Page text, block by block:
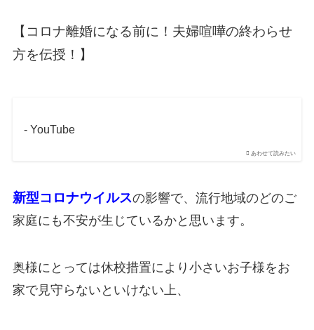
【コロナ離婚になる前に！夫婦喧嘩の終わらせ
方を伝授！】
あわせて読みたい
- YouTube
新型コロナウイルスの影響で、流行地域のどのご
家庭にも不安が生じているかと思います。
奥様にとっては休校措置により小さいお子様をお
家で見守らないといけない上、